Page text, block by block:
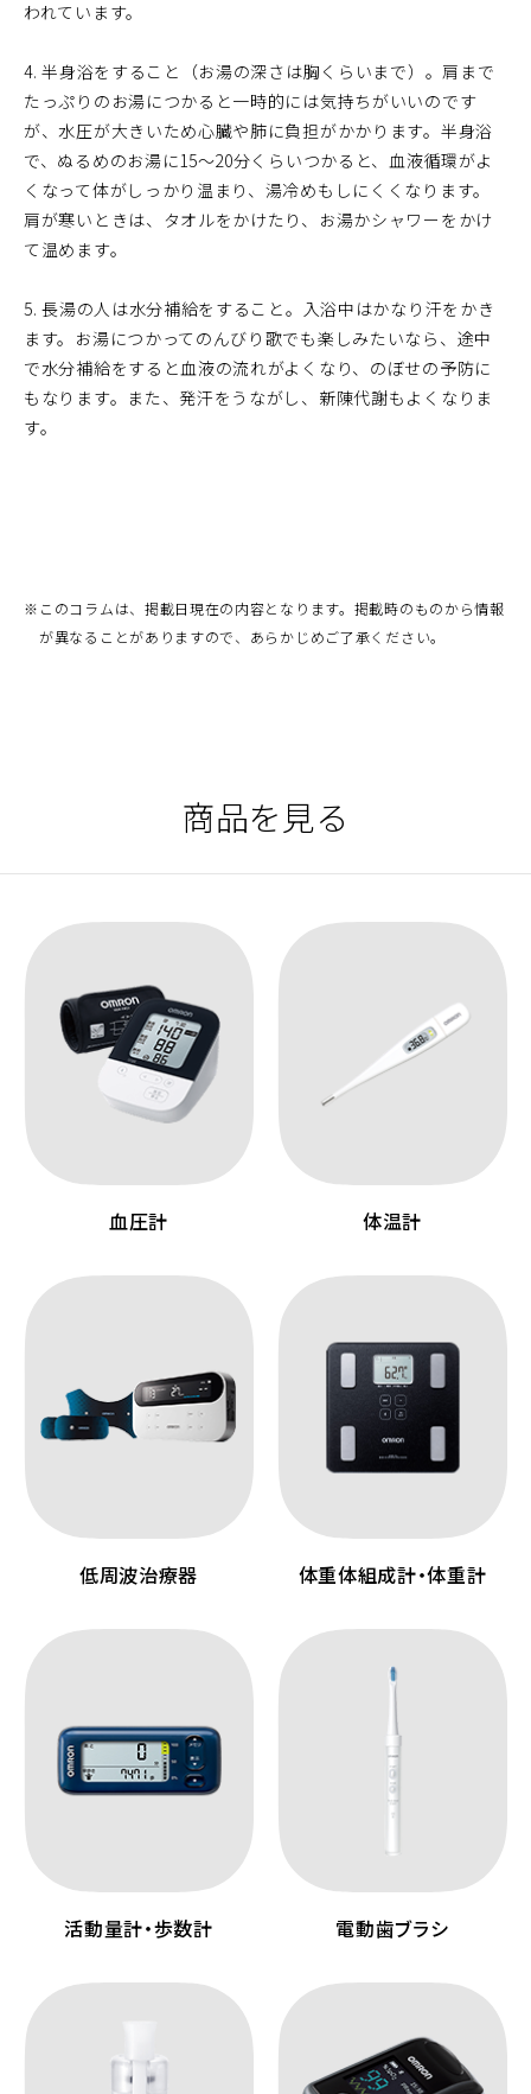
われています。
4. 半身浴をすること（お湯の深さは胸くらいまで）。肩まで
たっぷりのお湯につかると一時的には気持ちがいいのです
が、水圧が大きいため心臓や肺に負担がかかります。半身浴
で、ぬるめのお湯に15～20分くらいつかると、血液循環がよ
くなって体がしっかり温まり、湯冷めもしにくくなります。
肩が寒いときは、タオルをかけたり、お湯かシャワーをかけ
て温めます。
5. 長湯の人は水分補給をすること。入浴中はかなり汗をかき
ます。お湯につかってのんびり歌でも楽しみたいなら、途中
で水分補給をすると血液の流れがよくなり、のぼせの予防に
もなります。また、発汗をうながし、新陳代謝もよくなりま
す。
※ このコラムは、掲載日現在の内容となります。掲載時のものから情報
が異なることがありますので、あらかじめご了承ください。
商品を見る
血圧計 体温計
低周波治療器 体重体組成計・体重計
活動量計・歩数計 電動歯ブラシ